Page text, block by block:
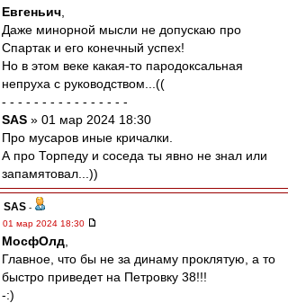
Евгеньич
Даже минорной мысли не допускаю про
Спартак и его конечный успех!
Но в этом веке какая-то пародоксальная
непруха с руководством...((
- - - - - - - - - - - - - - - -
SAS » 01 мар 2024 18:30
Про мусаров иные кричалки.
А про Торпеду и соседа ты явно не знал или
запамятовал...))
SAS -
01 мар 2024 18:30
МосфОлд
Главное, что бы не за динаму проклятую, а то
быстро приведет на Петровку 38!!!
-:)